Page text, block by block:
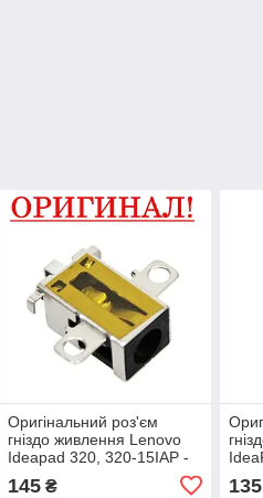
Оригінальний роз'єм
гніздо живлення Lenovo
Ideapad 320, 320-15IAP -
145₴ 135